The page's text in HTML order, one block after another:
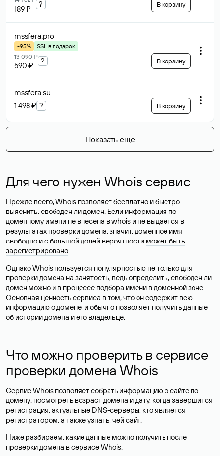
189 ₽
? В корзину
mssfera.pro
-95%
SSL в подарок
13 090 ₽
590 ₽
? В корзину
mssfera.su
1 498 ₽ ? В корзину
Показать еще
Для чего нужен Whois сервис
Прежде всего, Whois позволяет бесплатно и быстро
выяснить, свободен ли домен. Если информация по
доменному имени не внесена в whois и не выдается в
результатах проверки домена, значит, доменное имя
свободно и с большой долей вероятности может быть
зарегистрировано.
Однако Whois пользуется популярностью не только для
проверки домена на занятость, ведь определить, свободен ли
домен можно и в процессе подбора имени в доменной зоне.
Основная ценность сервиса в том, что он содержит всю
информацию о домене, и обычно позволяет получить данные
об истории домена и его владельце.
Что можно проверить в сервисе
проверки домена Whois
Сервис Whois позволяет собрать информацию о сайте по
домену: посмотреть возраст домена и дату, когда завершится
регистрация, актуальные DNS-серверы, кто является
регистратором, а также узнать, чей сайт.
Ниже разбираем, какие данные можно получить после
проверки домена в сервисе Whois.